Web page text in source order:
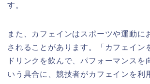
す。
また、カフェインはスポーツや運動に
されることがあります。「カフェイン
ドリンクを飲んで、パフォーマンスを
いう具合に、競技者がカフェインを利